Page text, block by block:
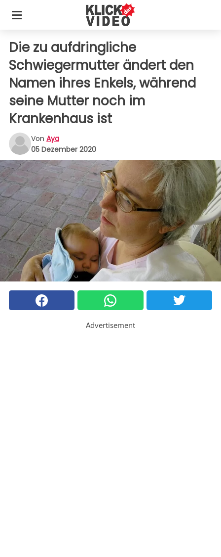
Die zu aufdringliche
Schwiegermutter ändert den
Namen ihres Enkels, während
seine Mutter noch im
Krankenhaus ist
Von Aya
05 Dezember 2020
Advertisement